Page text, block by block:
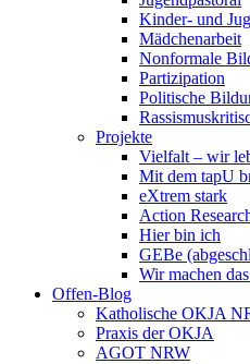
Kinder- und
Mädchenarbeit
Nonformale
Partizipation
Politische
Projekte
Vielfalt – wir
Mit dem tapU
eXtrem stark
Action
Hier bin ich
GEBe
Wir machen
Offen-Blog
Katholische OKJA
Praxis der OKJA
AGOT NRW